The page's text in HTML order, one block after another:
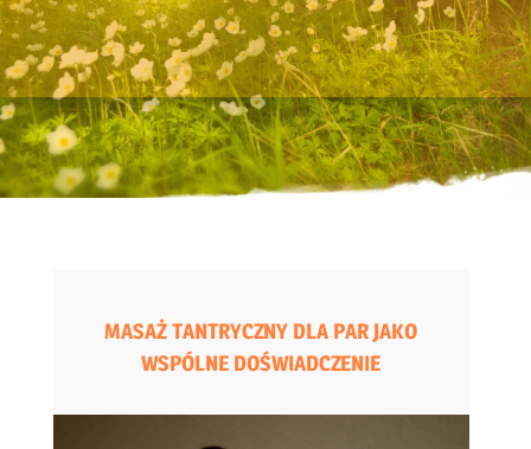
MASAŻ TANTRYCZNY DLA PAR JAKO
WSPÓLNE DOŚWIADCZENIE